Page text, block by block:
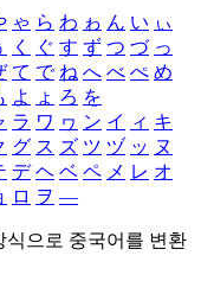
ゃ ら わ ゎ ん い ぃ
く ぐ す ず つ づ っ
て で ね へ べ ぺ め
よ ょ ろ を
ラ ワ ヮ ン イ ィ キ
グ ス ズ ツ ヅ ッ ヌ
デ ヘ ベ ペ メ レ オ
ロ ヲ ―
식으로 중국어를 변환